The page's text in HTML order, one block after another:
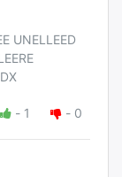
UNELLEED
- 1 - 0